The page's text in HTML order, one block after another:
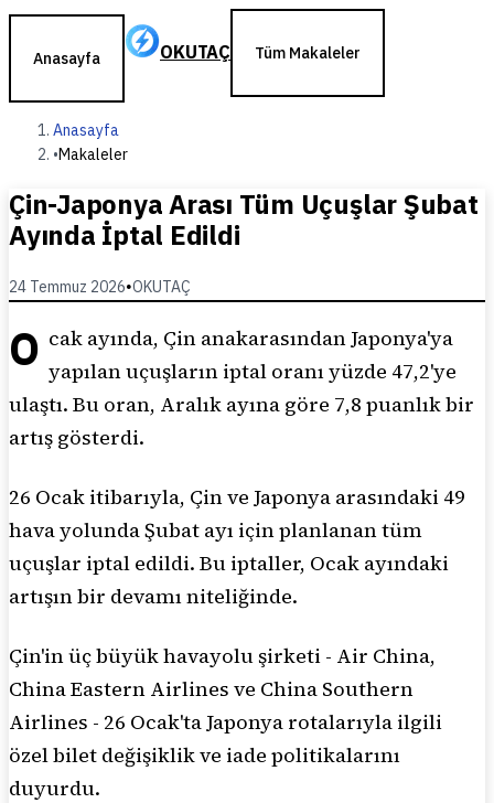
Anasayfa OKUTAÇ Tüm Makaleler
Anasayfa
•Makaleler
Çin-Japonya Arası Tüm Uçuşlar Şubat
Ayında İptal Edildi
24 Temmuz 2026•OKUTAÇ
O cak ayında, Çin anakarasından Japonya'ya
yapılan uçuşların iptal oranı yüzde 47,2'ye
ulaştı. Bu oran, Aralık ayına göre 7,8 puanlık bir
artış gösterdi.
26 Ocak itibarıyla, Çin ve Japonya arasındaki 49
hava yolunda Şubat ayı için planlanan tüm
uçuşlar iptal edildi. Bu iptaller, Ocak ayındaki
artışın bir devamı niteliğinde.
Çin'in üç büyük havayolu şirketi - Air China,
China Eastern Airlines ve China Southern
Airlines - 26 Ocak'ta Japonya rotalarıyla ilgili
özel bilet değişiklik ve iade politikalarını
duyurdu.